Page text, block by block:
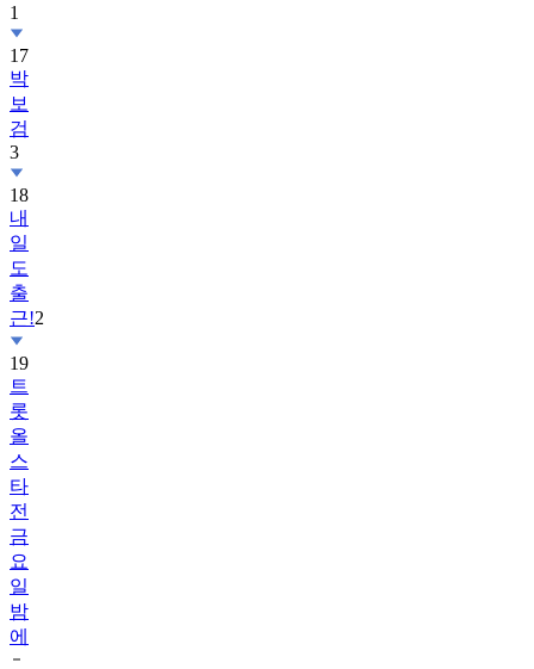
1
17
박
보
검
3
18
내
일
도
출
근!2
19
트
롯
올
스
타
전
금
요
일
밤
에